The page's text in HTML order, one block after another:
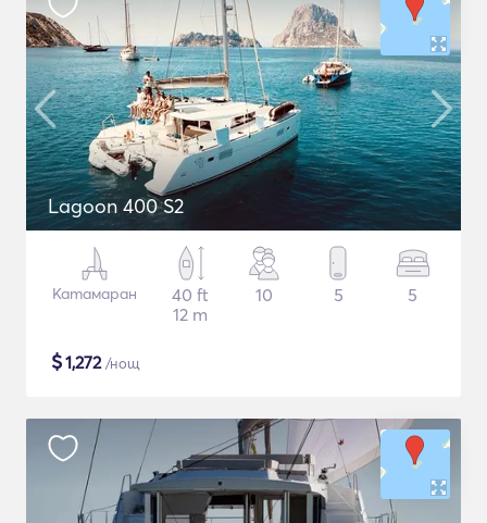
Lagoon 400 S2
Катамаран
40 ft
12 m
10 5 5
$1,272/нощ